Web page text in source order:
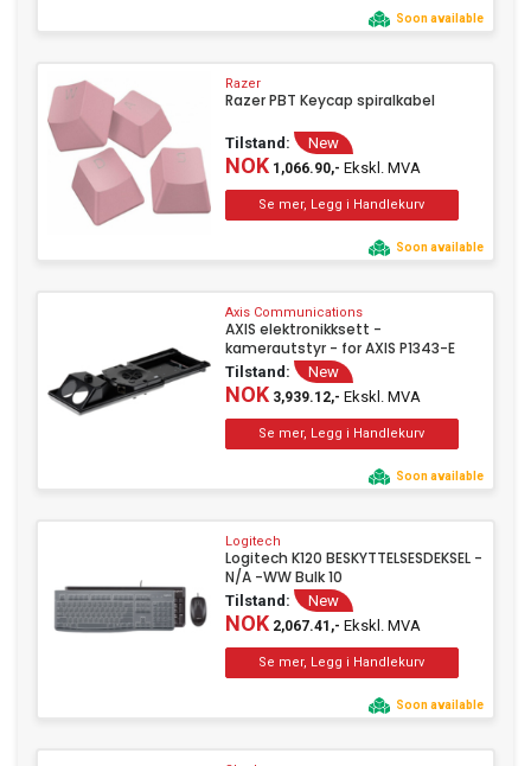
Soon available
Razer
Razer PBT Keycap spiralkabel
Tilstand: New
NOK1,066.90,- Ekskl. MVA
Soon available
Axis Communications
AXIS elektronikksett -
kamerautstyr - for AXIS P1343-E
Tilstand: New
NOK3,939.12,- Ekskl. MVA
Soon available
Logitech
Logitech K120 BESKYTTELSESDEKSEL -
N/A -WW Bulk 10
Tilstand: New
NOK2,067.41,- Ekskl. MVA
Soon available